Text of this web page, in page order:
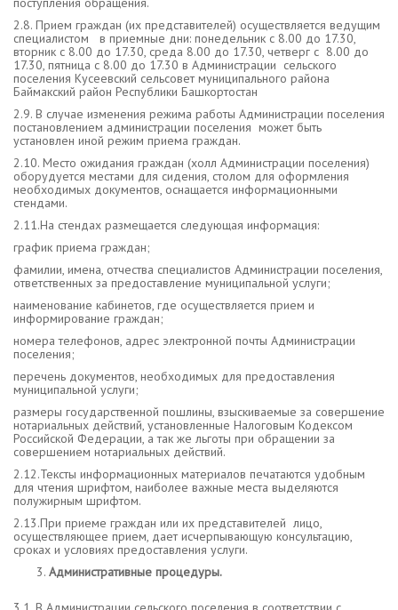
2.8. Прием граждан (их представителей) осуществляется ведущим
специалистом в приемные дни: понедельник с 8.00 до 17.30,
вторник с 8.00 до 17.30, среда 8.00 до 17.30, четверг с 8.00 до
17.30, пятница с 8.00 до 17.30 в Администрации сельского
поселения Кусеевский сельсовет муниципального района
Баймакский район Республики Башкортостан
2.9. В случае изменения режима работы Администрации поселения
постановлением администрации поселения может быть
установлен иной режим приема граждан.
2.10. Место ожидания граждан (холл Администрации поселения)
оборудуется местами для сидения, столом для оформления
необходимых документов, оснащается информационными
стендами.
2.11.На стендах размещается следующая информация:
график приема граждан;
фамилии, имена, отчества специалистов Администрации поселения,
ответственных за предоставление муниципальной услуги;
наименование кабинетов, где осуществляется прием и
информирование граждан;
номера телефонов, адрес электронной почты Администрации
поселения;
перечень документов, необходимых для предоставления
муниципальной услуги;
размеры государственной пошлины, взыскиваемые за совершение
нотариальных действий, установленные Налоговым Кодексом
Российской Федерации, а так же льготы при обращении за
совершением нотариальных действий.
2.12.Тексты информационных материалов печатаются удобным
для чтения шрифтом, наиболее важные места выделяются
полужирным шрифтом.
2.13.При приеме граждан или их представителей лицо,
осуществляющее прием, дает исчерпывающую консультацию,
сроках и условиях предоставления услуги.
Административные процедуры.